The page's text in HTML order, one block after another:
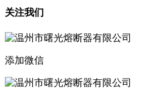
关注我们
添加微信